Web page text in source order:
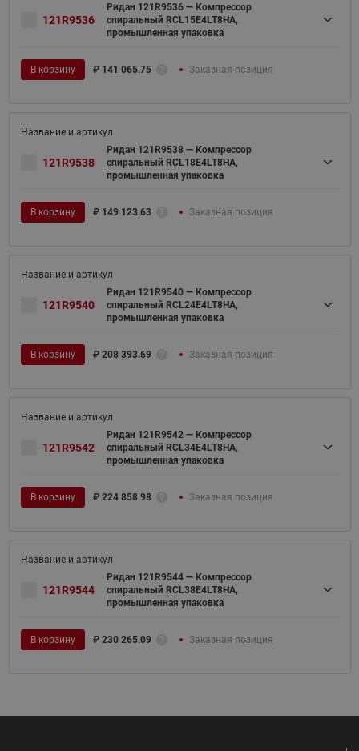
121R9536
Ридан 121R9536 — Компрессор
спиральный RCL15E4LT8HA,
промышленная упаковка
В корзину ₽ 141 065.75 Заказная позиция
121R9538
Ридан 121R9538 — Компрессор
спиральный RCL18E4LT8HA,
промышленная упаковка
В корзину ₽ 149 123.63 Заказная позиция
121R9540
Ридан 121R9540 — Компрессор
спиральный RCL24E4LT8HA,
промышленная упаковка
В корзину ₽ 208 393.69 Заказная позиция
121R9542
Ридан 121R9542 — Компрессор
спиральный RCL34E4LT8HA,
промышленная упаковка
В корзину ₽ 224 858.98 Заказная позиция
121R9544
Ридан 121R9544 — Компрессор
спиральный RCL38E4LT8HA,
промышленная упаковка
В корзину ₽ 230 265.09 Заказная позиция